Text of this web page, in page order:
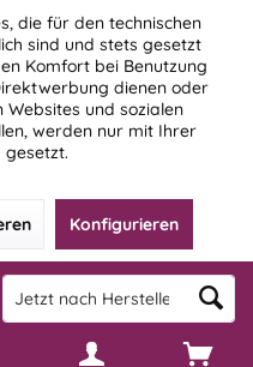
die für den technischen
sind und stets gesetzt
Komfort bei Benutzung
dienen oder
und sozialen
werden nur mit Ihrer
gesetzt.
Konfigurieren